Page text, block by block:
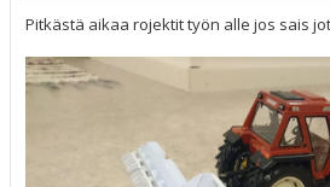
Pitkästä aikaa rojektit työn alle jos sais